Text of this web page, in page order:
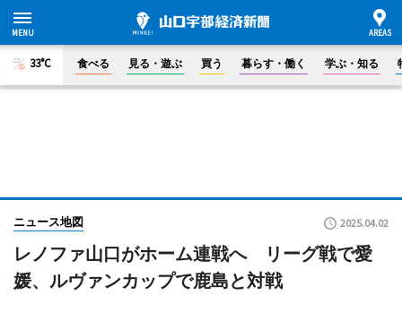
33°C 食べる 見る・遊ぶ 買う 暮らす・働く 学ぶ・知る
ニュース地図 2025.04.02
レノファ山口がホーム連戦へ リーグ戦で愛
媛、ルヴァンカップで鹿島と対戦